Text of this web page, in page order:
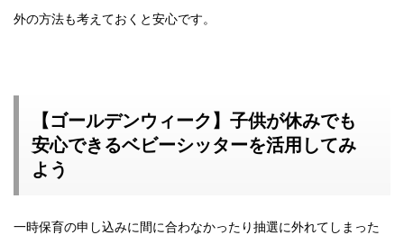
外の方法も考えておくと安心です。
【ゴールデンウィーク】子供が休みでも
安心できるベビーシッターを活用してみ
よう
一時保育の申し込みに間に合わなかったり抽選に外れてしまった